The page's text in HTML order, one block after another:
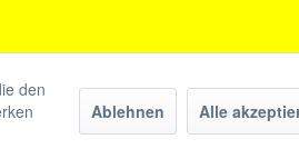
den
Ablehnen Alle